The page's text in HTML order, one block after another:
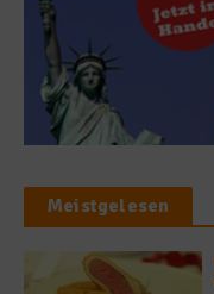
Meistgelesen